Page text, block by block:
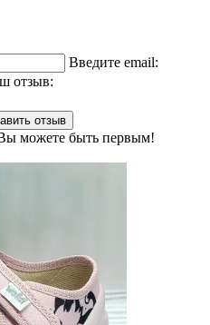
Введите email:
отзыв:
отзыв
можете быть первым!